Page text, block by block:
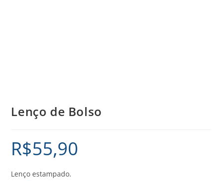
Lenço de Bolso
R$55,90
Lenço estampado.